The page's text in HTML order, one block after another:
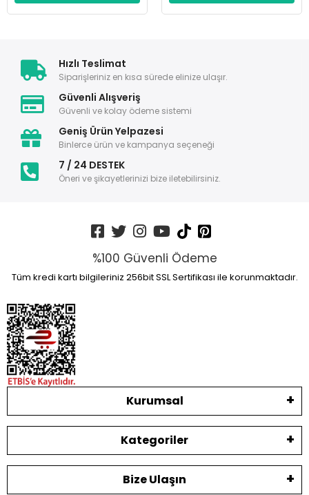
Hızlı Teslimat
Siparişleriniz en kısa sürede elinize ulaşır.
Güvenli Alışveriş
Güvenli ve kolay ödeme sistemi
Geniş Ürün Yelpazesi
Binlerce ürün ve kampanya seçeneği
7 / 24 DESTEK
Öneri ve şikayetlerinizi bize iletebilirsiniz.
%100 Güvenli Ödeme
Tüm kredi kartı bilgileriniz 256bit SSL Sertifikası ile korunmaktadır.
Kurumsal
Kategoriler
Bize Ulaşın